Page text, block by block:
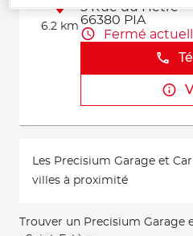
6.2 km
5 Rue du Hetre
66380 PIA
Fermé
Les Precisium Garage et
villes à proximité
Trouver un Precisium Garage